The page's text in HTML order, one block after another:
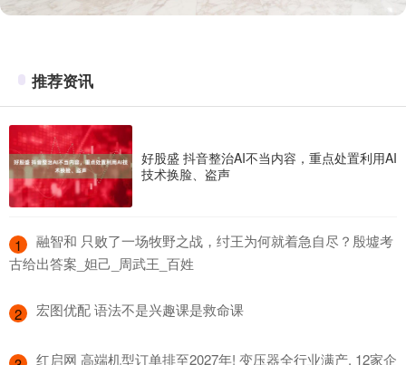
推荐资讯
好股盛 抖音整治AI不当内容，重点处置利用AI
技术换脸、盗声
1
​融智和 只败了一场牧野之战，纣王为何就着急自尽？殷墟考
古给出答案_妲己_周武王_百姓
2 ​宏图优配 语法不是兴趣课是救命课
​红启网 高端机型订单排至2027年! 变压器全行业满产, 12家企